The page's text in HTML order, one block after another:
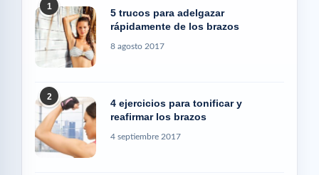
1
5 trucos para adelgazar
rápidamente de los brazos
8 agosto 2017
2
4 ejercicios para tonificar y
reafirmar los brazos
4 septiembre 2017